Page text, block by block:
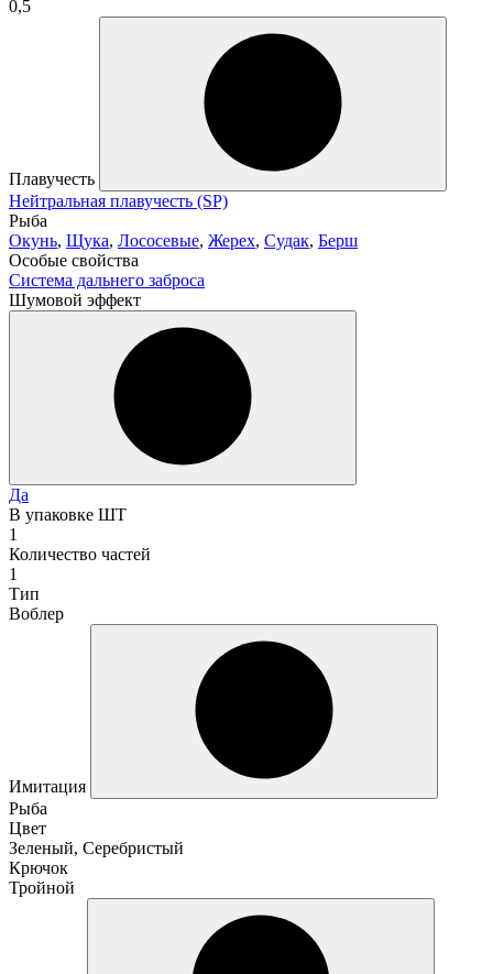
0,5
Плавучесть
Нейтральная плавучесть (SP)
Рыба
Окунь, Щука, Лососевые, Жерех, Судак, Берш
Особые свойства
Система дальнего заброса
Шумовой эффект
Да
В упаковке ШТ
1
Количество частей
1
Тип
Воблер
Имитация
Рыба
Цвет
Зеленый, Серебристый
Крючок
Тройной